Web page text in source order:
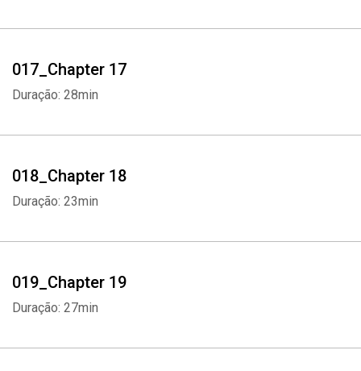
017_Chapter 17
Duração: 28min
018_Chapter 18
Duração: 23min
019_Chapter 19
Duração: 27min